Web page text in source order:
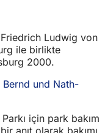
Friedrich Ludwig von
ile birlikte
2000.
und Nath-
için park bakım
anıt olarak bakımı,